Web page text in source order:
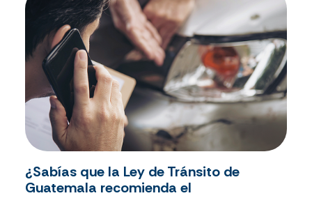
¿Sabías que la Ley de Tránsito de
Guatemala recomienda el